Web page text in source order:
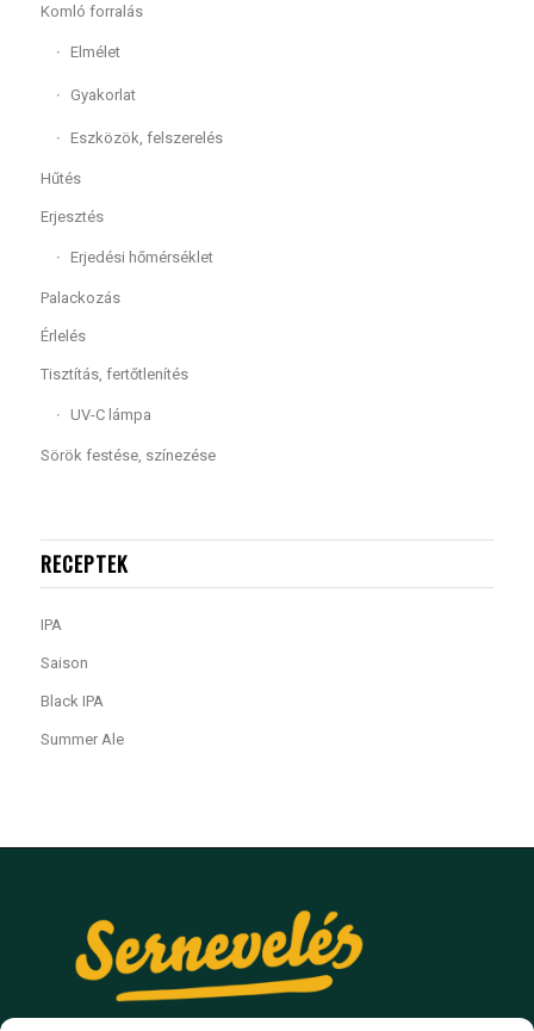
Komló forralás
Elmélet
Gyakorlat
Eszközök, felszerelés
Hűtés
Erjesztés
Erjedési hőmérséklet
Palackozás
Érlelés
Tisztítás, fertőtlenítés
UV-C lámpa
Sörök festése, színezése
RECEPTEK
IPA
Saison
Black IPA
Summer Ale